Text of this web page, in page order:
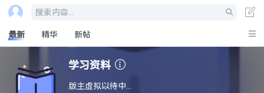
搜索内容...
最新 精华 新帖
学习资料
版主虚拟以待中...